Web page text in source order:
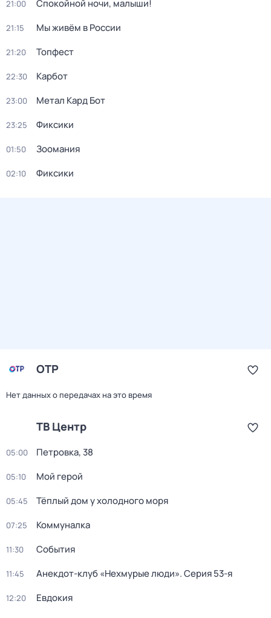
21:00 Спокойной ночи, малыши!
21:15 Мы живём в России
21:20 Топфест
22:30 Карбот
23:00 Метал Кард Бот
23:25 Фиксики
01:50 Зоомания
02:10 Фиксики
ОТР
Нет данных о передачах на это время
ТВ Центр
05:00 Петровка, 38
05:10 Мой герой
05:45 Тёплый дом у холодного моря
07:25 Коммуналка
11:30 События
11:45 Анекдот-клуб «Нехмурые люди». Серия 53-я
12:20 Евдокия